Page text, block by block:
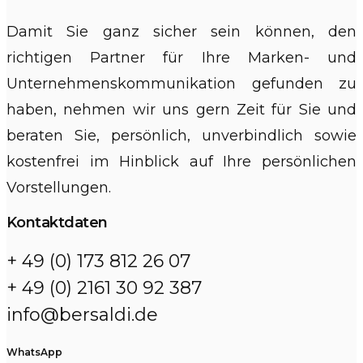
Damit Sie ganz sicher sein können, den
richtigen Partner für Ihre Marken- und
Unternehmenskommunikation gefunden zu
haben, nehmen wir uns gern Zeit für Sie und
beraten Sie, persönlich, unverbindlich sowie
kostenfrei im Hinblick auf Ihre persönlichen
Vorstellungen.
Kontaktdaten
+ 49 (0) 173 812 26 07
+ 49 (0) 2161 30 92 387
info@bersaldi.de
WhatsApp